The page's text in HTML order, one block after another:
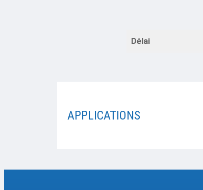
Délai
APPLICATIONS